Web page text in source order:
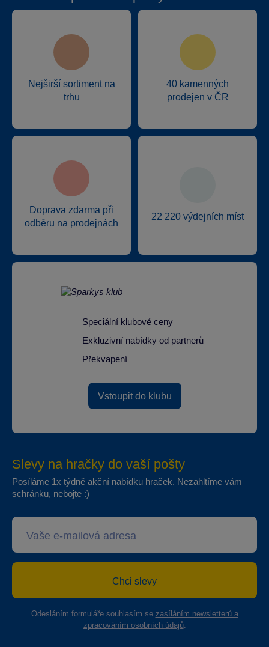
Nejširší sortiment na
trhu
40 kamenných
prodejen v ČR
Doprava zdarma při
odběru na prodejnách
22 220 výdejních míst
Speciální klubové ceny
Exkluzivní nabídky od partnerů
Překvapení
Vstoupit do klubu
Slevy na hračky do vaší pošty
Posíláme 1x týdně akční nabídku hraček. Nezahltíme vám
schránku, nebojte :)
Chci slevy
Odesláním formuláře souhlasím se zasíláním newsletterů a
zpracováním osobních údajů.